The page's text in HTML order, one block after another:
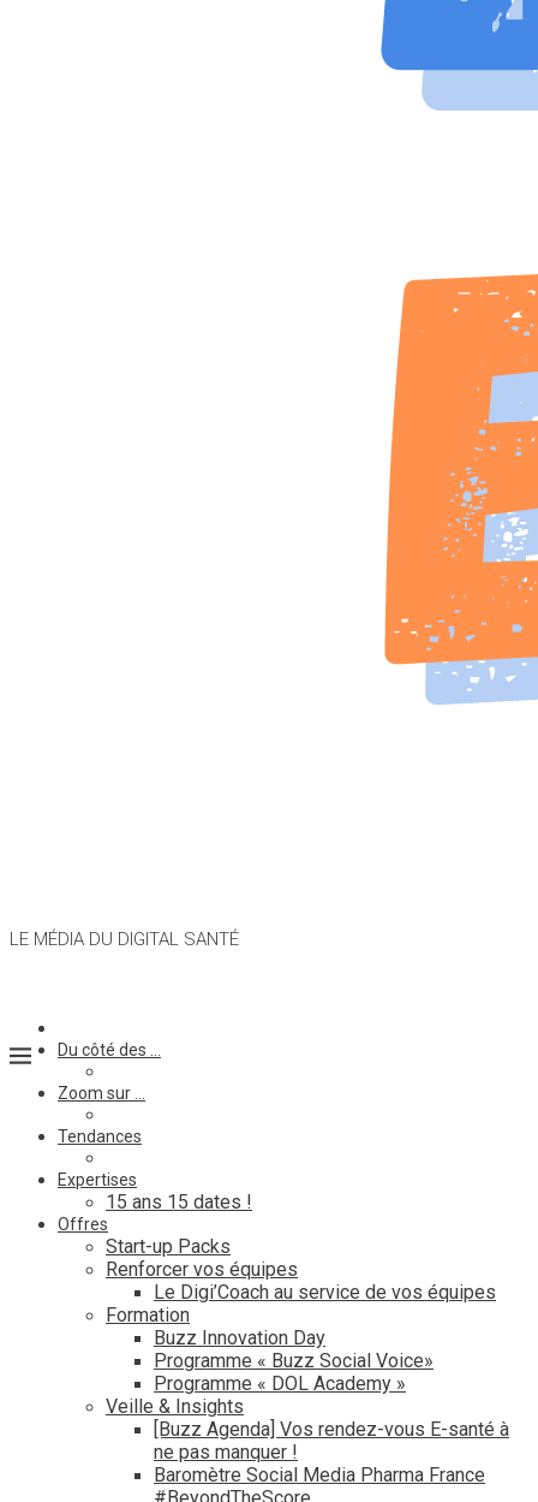
LE MÉDIA DU DIGITAL SANTÉ
Du côté des …
Zoom sur …
Tendances
Expertises
15 ans 15 dates !
Offres
Start-up Packs
Renforcer vos équipes
Le Digi’Coach au service de vos équipes
Formation
Buzz Innovation Day
Programme « Buzz Social Voice»
Programme « DOL Academy »
Veille & Insights
[Buzz Agenda] Vos rendez-vous E-santé à
ne pas manquer !
Baromètre Social Media Pharma France